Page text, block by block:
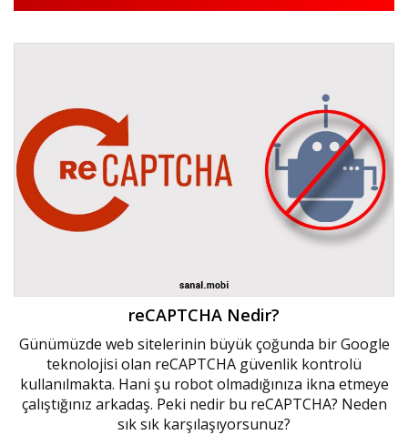
reCAPTCHA Nedir?
Günümüzde web sitelerinin büyük çoğunda bir Google
teknolojisi olan reCAPTCHA güvenlik kontrolü
kullanılmakta. Hani şu robot olmadığınıza ikna etmeye
çalıştığınız arkadaş. Peki nedir bu reCAPTCHA? Neden
sık sık karşılaşıyorsunuz?